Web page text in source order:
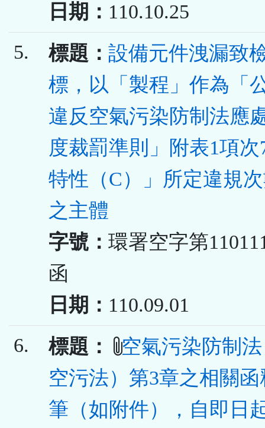
日期： 110.10.25
5.
標題：設備元件洩漏致
標，以「製程」作為「
違反空氣污染防制法應
度裁罰準則」附表1項
特性（C）」所定違規
之主體
字號：環署空字第
函
日期： 110.09.01
6.
標題：
空氣污染防制
空污法）第3章之相關函
筆（如附件），自即日